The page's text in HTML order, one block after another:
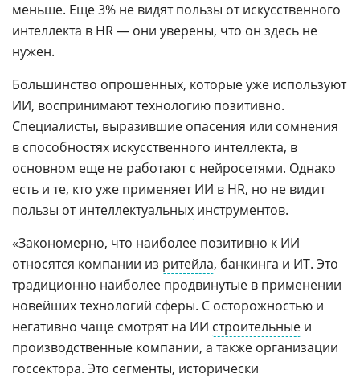
меньше. Еще 3% не видят пользы от искусственного
интеллекта в HR — они уверены, что он здесь не
нужен.
Большинство опрошенных, которые уже используют
ИИ, воспринимают технологию позитивно.
Специалисты, выразившие опасения или сомнения
в способностях искусственного интеллекта, в
основном еще не работают с нейросетями. Однако
есть и те, кто уже применяет ИИ в HR, но не видит
пользы отинтеллектуальных инструментов.
«Закономерно, что наиболее позитивно к ИИ
относятся компании из ритейла, банкинга и ИТ. Это
традиционно наиболее продвинутые в применении
новейших технологий сферы. С осторожностью и
негативно чаще смотрят на ИИ строительные и
производственные компании, а также организации
госсектора. Это сегменты, исторически